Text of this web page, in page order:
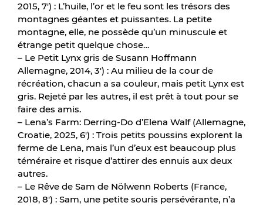
2015, 7′) : L’huile, l’or et le feu sont les trésors des
montagnes géantes et puissantes. La petite
montagne, elle, ne possède qu’un minuscule et
étrange petit quelque chose…
– Le Petit Lynx gris de Susann Hoffmann
Allemagne, 2014, 3′) : Au milieu de la cour de
récréation, chacun a sa couleur, mais petit Lynx est
gris. Rejeté par les autres, il est prêt à tout pour se
faire des amis.
– Lena’s Farm: Derring-Do d’Elena Walf (Allemagne,
Croatie, 2025, 6′) : Trois petits poussins explorent la
ferme de Lena, mais l’un d’eux est beaucoup plus
téméraire et risque d’attirer des ennuis aux deux
autres.
– Le Rêve de Sam de Nölwenn Roberts (France,
2018, 8′) : Sam, une petite souris persévérante, n’a